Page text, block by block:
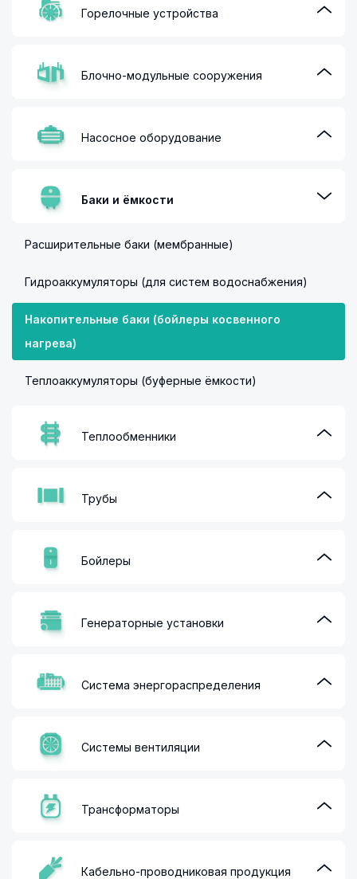
Горелочные устройства
Блочно-модульные сооружения
Насосное оборудование
Баки и ёмкости
Расширительные баки (мембранные)
Гидроаккумуляторы (для систем водоснабжения)
Накопительные баки (бойлеры косвенного
нагрева)
Теплоаккумуляторы (буферные ёмкости)
Теплообменники
Трубы
Бойлеры
Генераторные установки
Система энергораспределения
Системы вентиляции
Трансформаторы
Кабельно-проводниковая продукция